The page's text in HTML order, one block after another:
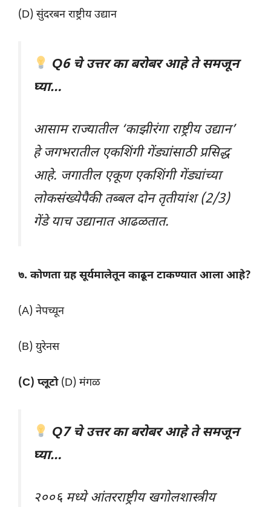
(D) सुंदरबन राष्ट्रीय उद्यान
Q6 चे उत्तर का बरोबर आहे ते समजून
घ्या…
आसाम राज्यातील ‘काझीरंगा राष्ट्रीय उद्यान’
हे जगभरातील एकशिंगी गेंड्यांसाठी प्रसिद्ध
आहे. जगातील एकूण एकशिंगी गेंड्यांच्या
लोकसंख्येपैकी तब्बल दोन तृतीयांश (2/3)
गेंडे याच उद्यानात आढळतात.
७. कोणता ग्रह सूर्यमालेतून काढून टाकण्यात आला आहे?
(A) नेपच्यून
(B) युरेनस
(C) प्लूटो(D) मंगळ
Q7 चे उत्तर का बरोबर आहे ते समजून
घ्या…
२००६ मध्ये आंतरराष्ट्रीय खगोलशास्त्रीय